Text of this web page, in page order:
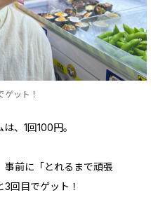
ゲット！
、1回100円。
事前に「とれるまで頑張
回目でゲット！